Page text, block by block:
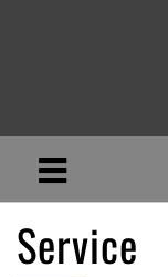
Service